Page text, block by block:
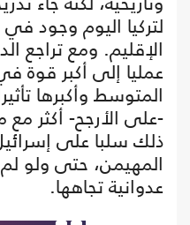
لتركيا اليوم وجود
الإقليم. ومع تراجع
عمليا إلى أكبر قوة
المتوسط وأكبرها
-على الأرجح- أكثر
ذلك سلبا على
المهيمن، حتى ولو لم
عدوانية تجاهها.